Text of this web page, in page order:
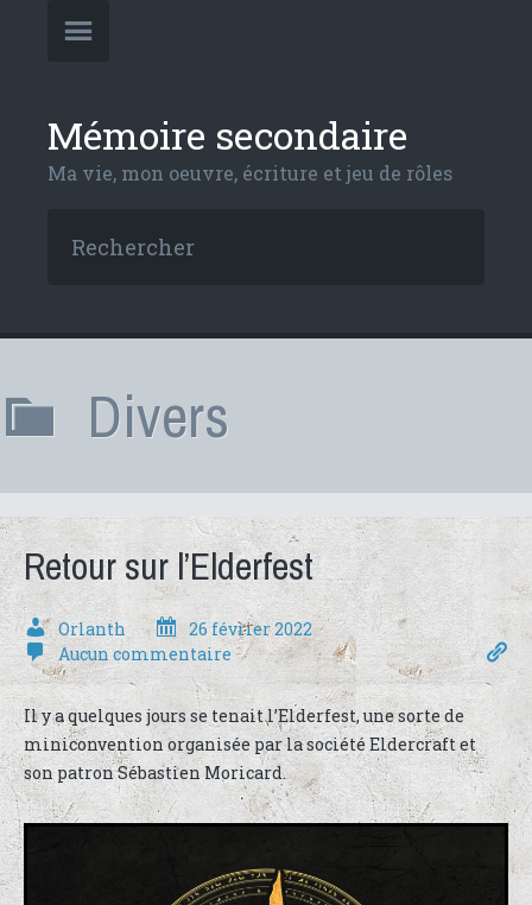
Mémoire secondaire
Ma vie, mon oeuvre, écriture et jeu de rôles
Divers
Retour sur l’Elderfest
Orlanth
26 février 2022
Aucun commentaire
Il y a quelques jours se tenait l’Elderfest, une sorte de
miniconvention organisée par la société Eldercraft et
son patron Sébastien Moricard.